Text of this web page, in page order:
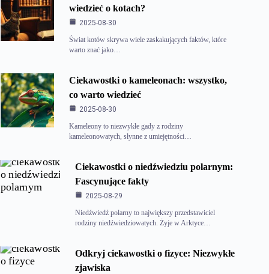
wiedzieć o kotach?
2025-08-30
Świat kotów skrywa wiele zaskakujących faktów, które
warto znać jako…
Ciekawostki o kameleonach: wszystko,
co warto wiedzieć
2025-08-30
Kameleony to niezwykłe gady z rodziny
kameleonowatych, słynne z umiejętności…
Ciekawostki o niedźwiedziu polarnym:
Fascynujące fakty
2025-08-29
Niedźwiedź polarny to największy przedstawiciel
rodziny niedźwiedziowatych. Żyje w Arktyce…
Odkryj ciekawostki o fizyce: Niezwykłe
zjawiska